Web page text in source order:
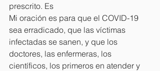
prescrito. Es
Mi oración es para que el COVID-19
sea erradicado, que las víctimas
infectadas se sanen, y que los
doctores, las enfermeras, los
científicos, los primeros en atender y